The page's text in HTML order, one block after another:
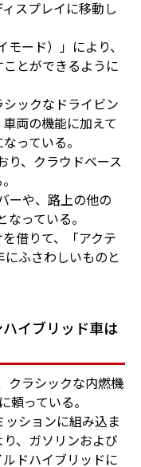
スプレイに移動し
ード）」により、
とができるように
ックなドライビン
両の機能に加えて
っている。
り、クラウドベース
ーや、路上の他の
っている。
借りて、「アクテ
ふさわしいものと
イブリッド車は
クラシックな内燃機
頼っている。
ションに組み込ま
、ガソリンおよび
ドハイブリッドに